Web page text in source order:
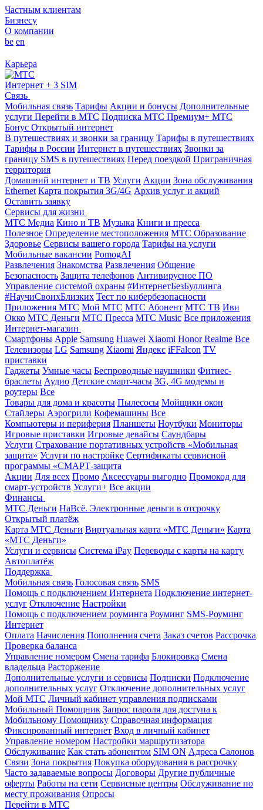
Частным клиентам
Бизнесу
О компании
be en
Карьера
Интернет + 3 SIM
Связь
Мобильная связь Тарифы Акции и бонусы Дополнительные
услуги Перейти в МТС Подписка МТС Премиум+ МТС
Бонус Открытый интернет
В путешествиях и звонки за границу Тарифы в путешествиях
Тарифы в России Интернет в путешествиях Звонки за
границу SMS в путешествиях Перед поездкой Приграничная
территория
Домашний интернет и ТВ Услуги Акции Зона обслуживания
Ethernet Карта покрытия 3G/4G Архив услуг и акций
Оставить заявку
Сервисы для жизни
МТС Медиа Кино и ТВ Музыка Книги и пресса
Полезное Определение местоположения МТС Образование
Здоровье Сервисы вашего города Тарифы на услуги
Мобильные вакансии PomogAI
Развлечения Знакомства Развлечения Общение
Безопасность Защита телефонов Антивирусное ПО
Управление системой охраны #ИнтернетБезБуллинга
#НаучиСвоихБлизких Тест по кибербезопасности
Приложения МТС Мой МТС МТС Абонент МТС ТВ Иви
Окко МТС Деньги МТС Пресса МТС Music Все приложения
Интернет-магазин
Смартфоны Apple Samsung Huawei Xiaomi Honor Realme Все
Телевизоры LG Samsung Xiaomi Яндекс iFFalcon TV
приставки
Гаджеты Умные часы Беспроводные наушники Фитнес-
браслеты Аудио Детские смарт-часы 3G, 4G модемы и
роутеры Все
Товары для дома и красоты Пылесосы Мойщики окон
Стайлеры Аэрогрили Кофемашины Все
Компьютеры и периферия Планшеты Ноутбуки Мониторы
Игровые приставки Игровые девайсы Саундбары
Услуги Страхование портативных устройств «Мобильная
защита» Услуги по настройке Сертификаты сервисной
программы «СМАРТ-защита
Акции Для всех Промо Аксессуары выгодно Промокод для
смарт-устройств Услуги+ Все акции
Финансы
МТС Деньги НаВсё. Электронные деньги в отсрочку
Открытый платёж
Карта МТС Деньги Виртуальная карта «МТС Деньги» Карта
«МТС Деньги»
Услуги и сервисы Система iPay Переводы с карты на карту
Автоплатёж
Поддержка
Мобильная связь Голосовая связь SMS
Помощь с подключением Интернета Подключение интернет-
услуг Отключение Настройки
Помощь с подключением роуминга Роуминг SMS-Роуминг
Интернет
Оплата Начисления Пополнения счета Заказ счетов Рассрочка
Проверка баланса
Управление номером Смена тарифа Блокировка Смена
владельца Расторжение
Дополнительные услуги и сервисы Подписки Подключение
дополнительных услуг Отключение дополнительных услуг
Мой МТС Личный кабинет управления подписками
Мобильный Помощник Запрос пароля для доступа к
Мобильному Помощнику Справочная информация
Фиксированный интернет Вход в личный кабинет
Управление номером Настройки маршрутизатора
Обслуживание Как стать абонентом SIM ON Адреса Салонов
Связи Зона покрытия Покупка оборудования в рассрочку
Часто задаваемые вопросы Договоры Другие публичные
оферты Работы на сети Сервисные центры Обслуживание по
месту проживания Опросы
Перейти в МТС